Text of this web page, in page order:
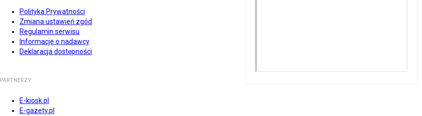
Polityka Prywatności
Zmiana ustawień zgód
Regulamin serwisu
Informacje o nadawcy
Deklaracja dostępności
PARTNERZY
E-kiosk.pl
E-gazety.pl